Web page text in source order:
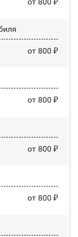
от 800 ₽
от 800 ₽
от 800 ₽
от 800 ₽